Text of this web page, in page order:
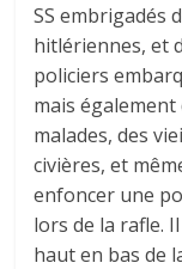
SS embrigadés
hitlériennes, et
policiers
mais également
malades, des
civières, et
enfoncer une
lors de la rafle.
haut en bas de